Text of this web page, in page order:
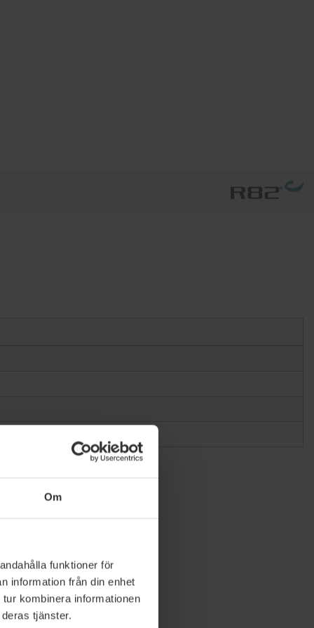
Om
funktioner för
information från din enhet
kombinera informationen
tjänster.